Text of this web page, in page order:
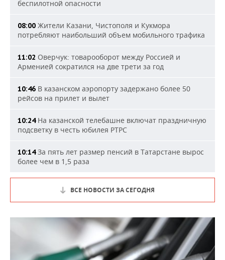
беспилотной опасности
08:00 Жители Казани, Чистополя и Кукмора
потребляют наибольший объем мобильного трафика
11:02 Оверчук: товарооборот между Россией и
Арменией сократился на две трети за год
10:46 В казанском аэропорту задержано более 50
рейсов на прилет и вылет
10:24На казанской телебашне включат праздничную
подсветку в честь юбилея РТРС
10:14За пять лет размер пенсий в Татарстане вырос
более чем в 1,5 раза
ВСЕ НОВОСТИ ЗА СЕГОДНЯ